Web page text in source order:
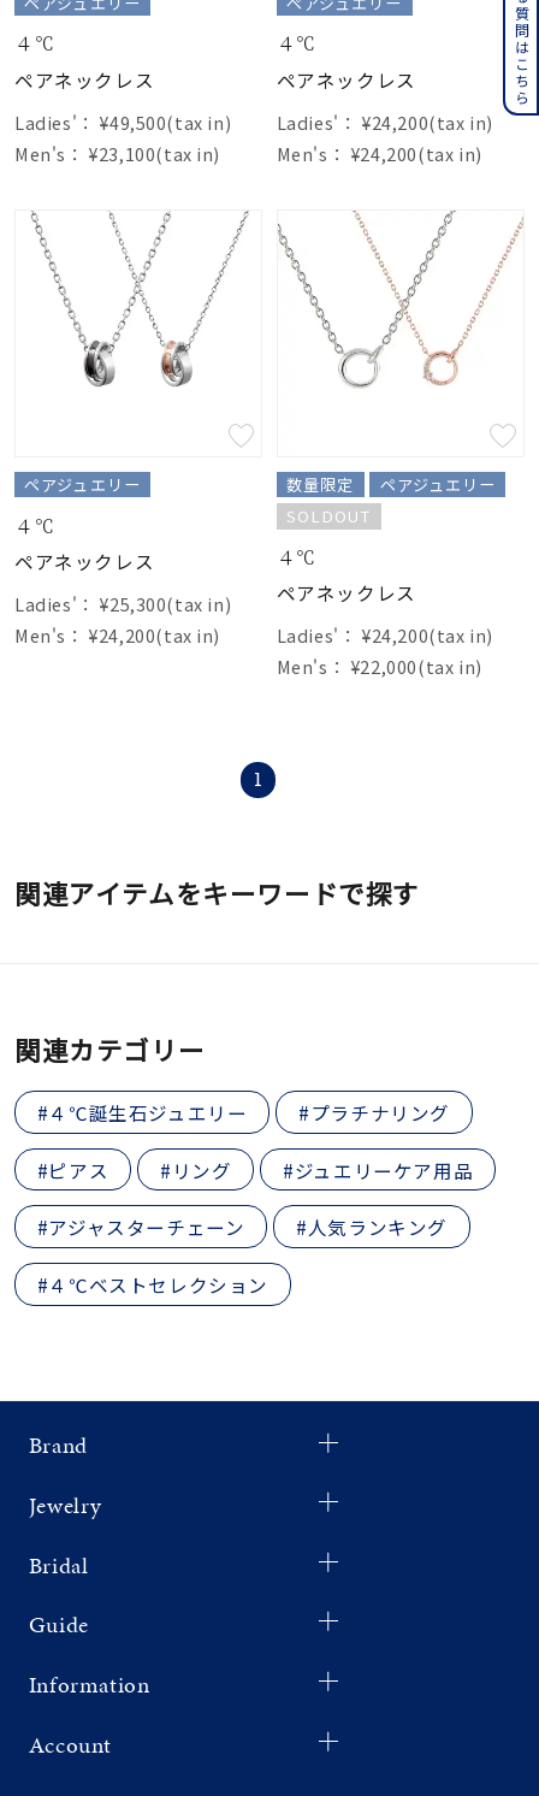
４℃
ペアネックレス
Ladies'： ¥49,500(tax in)
Men's： ¥23,100(tax in)
４℃
ペアネックレス
Ladies'： ¥24,200(tax in)
Men's： ¥24,200(tax in)
ペアジュエリー
４℃
ペアネックレス
Ladies'： ¥25,300(tax in)
Men's： ¥24,200(tax in)
数量限定
ペアジュエリー
SOLDOUT
４℃
ペアネックレス
Ladies'： ¥24,200(tax in)
Men's： ¥22,000(tax in)
1
関連アイテムをキーワードで探す
関連カテゴリー
#４℃誕生石ジュエリー #プラチナリング
#ピアス #リング #ジュエリーケア用品
#アジャスターチェーン #人気ランキング
#４℃ベストセレクション
Brand
Jewelry
Bridal
Guide
Information
Account